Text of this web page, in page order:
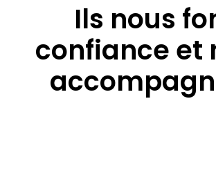
Ils nous
confiance et